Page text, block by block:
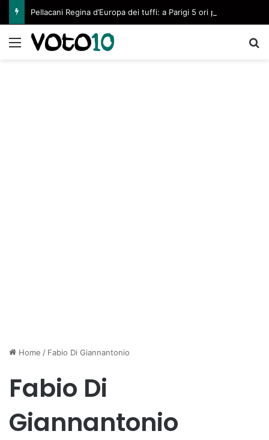
Menu
Home / Fabio Di Giannantonio
Fabio Di
Giannantonio